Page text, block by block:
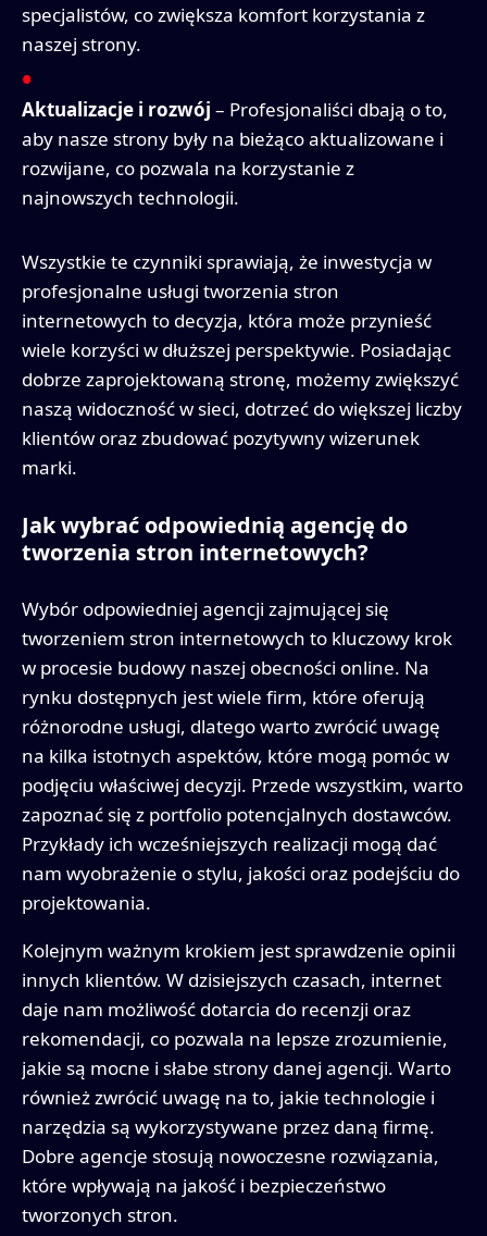
specjalistów, co zwiększa komfort korzystania z
naszej strony.
Aktualizacje i rozwój – Profesjonaliści dbają o to,
aby nasze strony były na bieżąco aktualizowane i
rozwijane, co pozwala na korzystanie z
najnowszych technologii.
Wszystkie te czynniki sprawiają, że inwestycja w
profesjonalne usługi tworzenia stron
internetowych to decyzja, która może przynieść
wiele korzyści w dłuższej perspektywie. Posiadając
dobrze zaprojektowaną stronę, możemy zwiększyć
naszą widoczność w sieci, dotrzeć do większej liczby
klientów oraz zbudować pozytywny wizerunek
marki.
Jak wybrać odpowiednią agencję do
tworzenia stron internetowych?
Wybór odpowiedniej agencji zajmującej się
tworzeniem stron internetowych to kluczowy krok
w procesie budowy naszej obecności online. Na
rynku dostępnych jest wiele firm, które oferują
różnorodne usługi, dlatego warto zwrócić uwagę
na kilka istotnych aspektów, które mogą pomóc w
podjęciu właściwej decyzji. Przede wszystkim, warto
zapoznać się z portfolio potencjalnych dostawców.
Przykłady ich wcześniejszych realizacji mogą dać
nam wyobrażenie o stylu, jakości oraz podejściu do
projektowania.
Kolejnym ważnym krokiem jest sprawdzenie opinii
innych klientów. W dzisiejszych czasach, internet
daje nam możliwość dotarcia do recenzji oraz
rekomendacji, co pozwala na lepsze zrozumienie,
jakie są mocne i słabe strony danej agencji. Warto
również zwrócić uwagę na to, jakie technologie i
narzędzia są wykorzystywane przez daną firmę.
Dobre agencje stosują nowoczesne rozwiązania,
które wpływają na jakość i bezpieczeństwo
tworzonych stron.